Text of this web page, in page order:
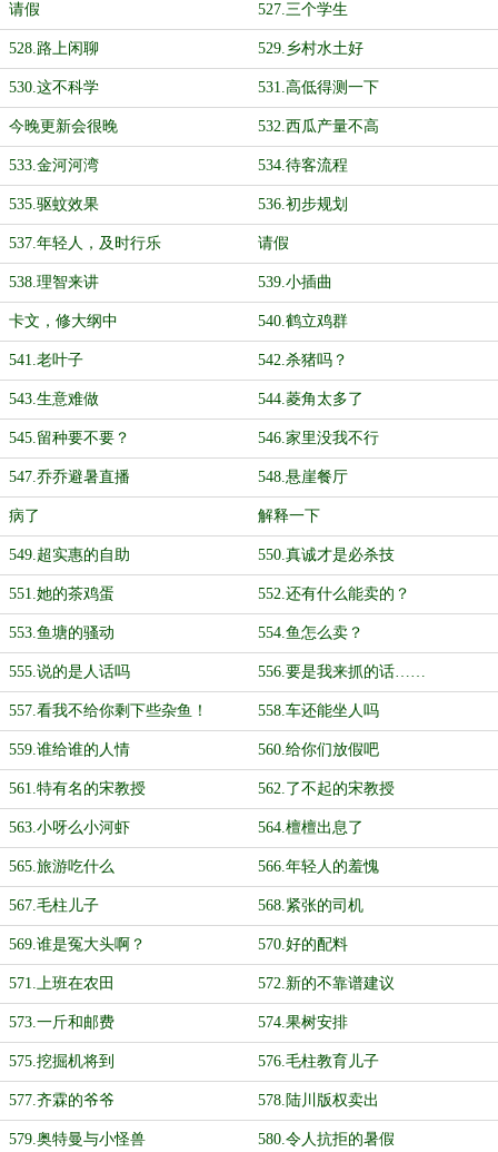
请假 527.三个学生
528.路上闲聊 529.乡村水土好
530.这不科学 531.高低得测一下
今晚更新会很晚 532.西瓜产量不高
533.金河河湾 534.待客流程
535.驱蚊效果 536.初步规划
537.年轻人，及时行乐 请假
538.理智来讲 539.小插曲
卡文，修大纲中 540.鹤立鸡群
541.老叶子 542.杀猪吗？
543.生意难做 544.菱角太多了
545.留种要不要？ 546.家里没我不行
547.乔乔避暑直播 548.悬崖餐厅
病了 解释一下
549.超实惠的自助 550.真诚才是必杀技
551.她的茶鸡蛋 552.还有什么能卖的？
553.鱼塘的骚动 554.鱼怎么卖？
555.说的是人话吗 556.要是我来抓的话……
557.看我不给你剩下些杂鱼！ 558.车还能坐人吗
559.谁给谁的人情 560.给你们放假吧
561.特有名的宋教授 562.了不起的宋教授
563.小呀么小河虾 564.檀檀出息了
565.旅游吃什么 566.年轻人的羞愧
567.毛柱儿子 568.紧张的司机
569.谁是冤大头啊？ 570.好的配料
571.上班在农田 572.新的不靠谱建议
573.一斤和邮费 574.果树安排
575.挖掘机将到 576.毛柱教育儿子
577.齐霖的爷爷 578.陆川版权卖出
579.奥特曼与小怪兽 580.令人抗拒的暑假